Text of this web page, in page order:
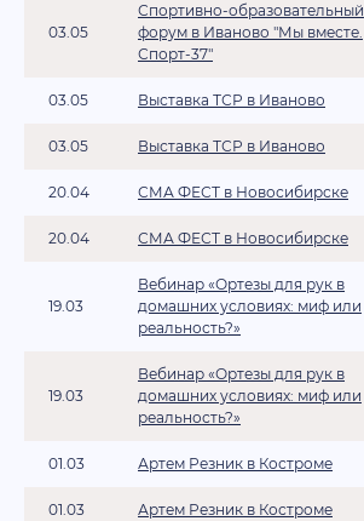
03.05
Спортивно-образовательный
форум в Иваново "Мы вместе.
Спорт-37"
03.05 Выставка ТСР в Иваново
03.05 Выставка ТСР в Иваново
20.04 СМА ФЕСТ в Новосибирске
20.04 СМА ФЕСТ в Новосибирске
19.03
Вебинар «Ортезы для рук в
домашних условиях: миф или
реальность?»
19.03
Вебинар «Ортезы для рук в
домашних условиях: миф или
реальность?»
01.03 Артем Резник в Костроме
01.03 Артем Резник в Костроме